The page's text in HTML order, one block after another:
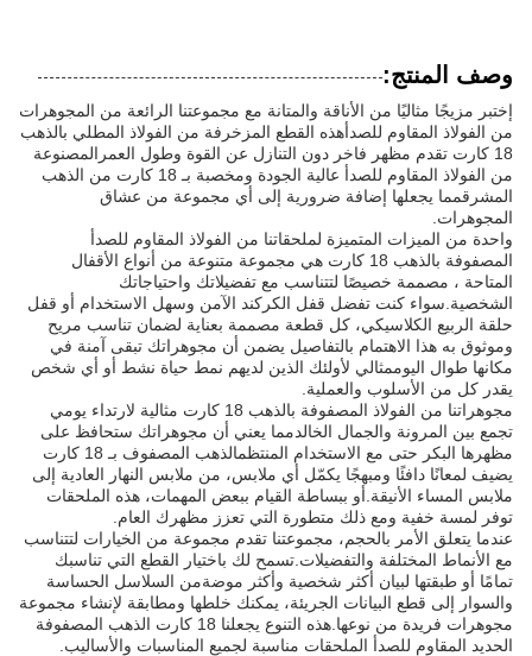
وصف المنتج:
إختبر مزيجًا مثاليًا من الأناقة والمتانة مع مجموعتنا الرائعة من المجوهرات
من الفولاذ المقاوم للصدأهذه القطع المزخرفة من الفولاذ المطلي بالذهب
18 كارت تقدم مظهر فاخر دون التنازل عن القوة وطول العمرالمصنوعة
من الفولاذ المقاوم للصدأ عالية الجودة ومخصبة بـ 18 كارت من الذهب
المشرقمما يجعلها إضافة ضرورية إلى أي مجموعة من عشاق
المجوهرات.
واحدة من الميزات المتميزة لملحقاتنا من الفولاذ المقاوم للصدأ
المصفوفة بالذهب 18 كارت هي مجموعة متنوعة من أنواع الأقفال
المتاحة ، مصممة خصيصًا لتتناسب مع تفضيلاتك واحتياجاتك
الشخصية.سواء كنت تفضل قفل الكركند الآمن وسهل الاستخدام أو قفل
حلقة الربيع الكلاسيكي، كل قطعة مصممة بعناية لضمان تناسب مريح
وموثوق به هذا الاهتمام بالتفاصيل يضمن أن مجوهراتك تبقى آمنة في
مكانها طوال اليوممثالي لأولئك الذين لديهم نمط حياة نشط أو أي شخص
يقدر كل من الأسلوب والعملية.
مجوهراتنا من الفولاذ المصفوفة بالذهب 18 كارت مثالية لارتداء يومي
تجمع بين المرونة والجمال الخالدمما يعني أن مجوهراتك ستحافظ على
مظهرها البكر حتى مع الاستخدام المنتظمالذهب المصفوف بـ 18 كارت
يضيف لمعانًا دافئًا ومبهجًا يكمّل أي ملابس، من ملابس النهار العادية إلى
ملابس المساء الأنيقة.أو ببساطة القيام ببعض المهمات، هذه الملحقات
توفر لمسة خفية ومع ذلك متطورة التي تعزز مظهرك العام.
عندما يتعلق الأمر بالحجم، مجموعتنا تقدم مجموعة من الخيارات لتتناسب
مع الأنماط المختلفة والتفضيلات.تسمح لك باختيار القطع التي تناسبك
تمامًا أو طبقتها لبيان أكثر شخصية وأكثر موضةمن السلاسل الحساسة
والسوار إلى قطع البيانات الجريئة، يمكنك خلطها ومطابقة لإنشاء مجموعة
مجوهرات فريدة من نوعها.هذه التنوع يجعلنا 18 كارت الذهب المصفوفة
الحديد المقاوم للصدأ الملحقات مناسبة لجميع المناسبات والأساليب.